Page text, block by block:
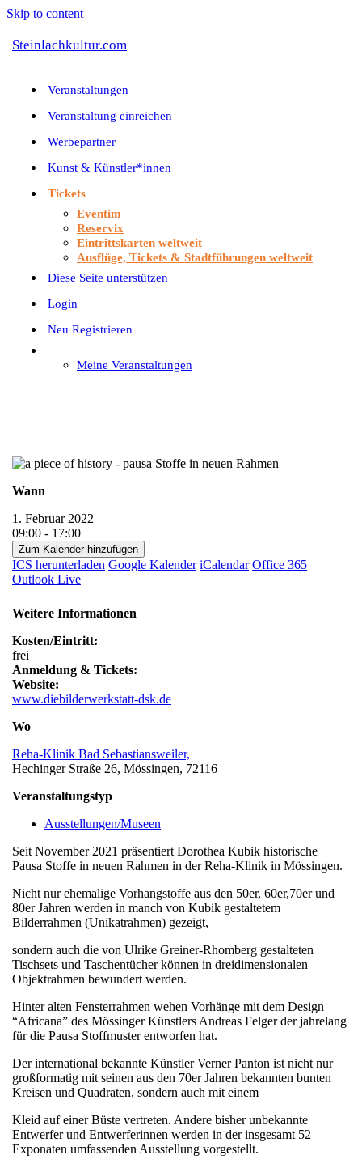
Skip to content
Steinlachkultur.com
Veranstaltungen
Veranstaltung einreichen
Werbepartner
Kunst & Künstler*innen
Tickets
Eventim
Reservix
Eintrittskarten weltweit
Ausflüge, Tickets & Stadtführungen weltweit
Diese Seite unterstützen
Login
Neu Registrieren
Meine Veranstaltungen
Wann
1. Februar 2022
09:00 - 17:00
Zum Kalender hinzufügen
ICS herunterladen Google Kalender iCalendar Office 365
Outlook Live
Weitere Informationen
Kosten/Eintritt:
frei
Anmeldung & Tickets:
Website:
www.diebilderwerkstatt-dsk.de
Wo
Reha-Klinik Bad Sebastiansweiler,
Hechinger Straße 26, Mössingen, 72116
Veranstaltungstyp
Ausstellungen/Museen
Seit November 2021 präsentiert Dorothea Kubik historische
Pausa Stoffe in neuen Rahmen in der Reha-Klinik in Mössingen.
Nicht nur ehemalige Vorhangstoffe aus den 50er, 60er,70er und
80er Jahren werden in manch von Kubik gestaltetem
Bilderrahmen (Unikatrahmen) gezeigt,
sondern auch die von Ulrike Greiner-Rhomberg gestalteten
Tischsets und Taschentücher können in dreidimensionalen
Objektrahmen bewundert werden.
Hinter alten Fensterrahmen wehen Vorhänge mit dem Design
“Africana” des Mössinger Künstlers Andreas Felger der jahrelang
für die Pausa Stoffmuster entworfen hat.
Der international bekannte Künstler Verner Panton ist nicht nur
großformatig mit seinen aus den 70er Jahren bekannten bunten
Kreisen und Quadraten, sondern auch mit einem
Kleid auf einer Büste vertreten. Andere bisher unbekannte
Entwerfer und Entwerferinnen werden in der insgesamt 52
Exponaten umfassenden Ausstellung vorgestellt.